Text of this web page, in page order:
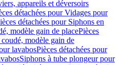
appareils et déversoirs
détachées pour Vidages pour
détachées pour Siphons en
modèle gain de placePièces
modèle gain de
lavabosPièces détachées pour
Siphons à tube plongeur pour